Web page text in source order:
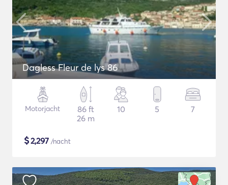
Dagless Fleur de lys 86
Motorjacht
86 ft
26 m
10 5 7
$2,297 /nacht